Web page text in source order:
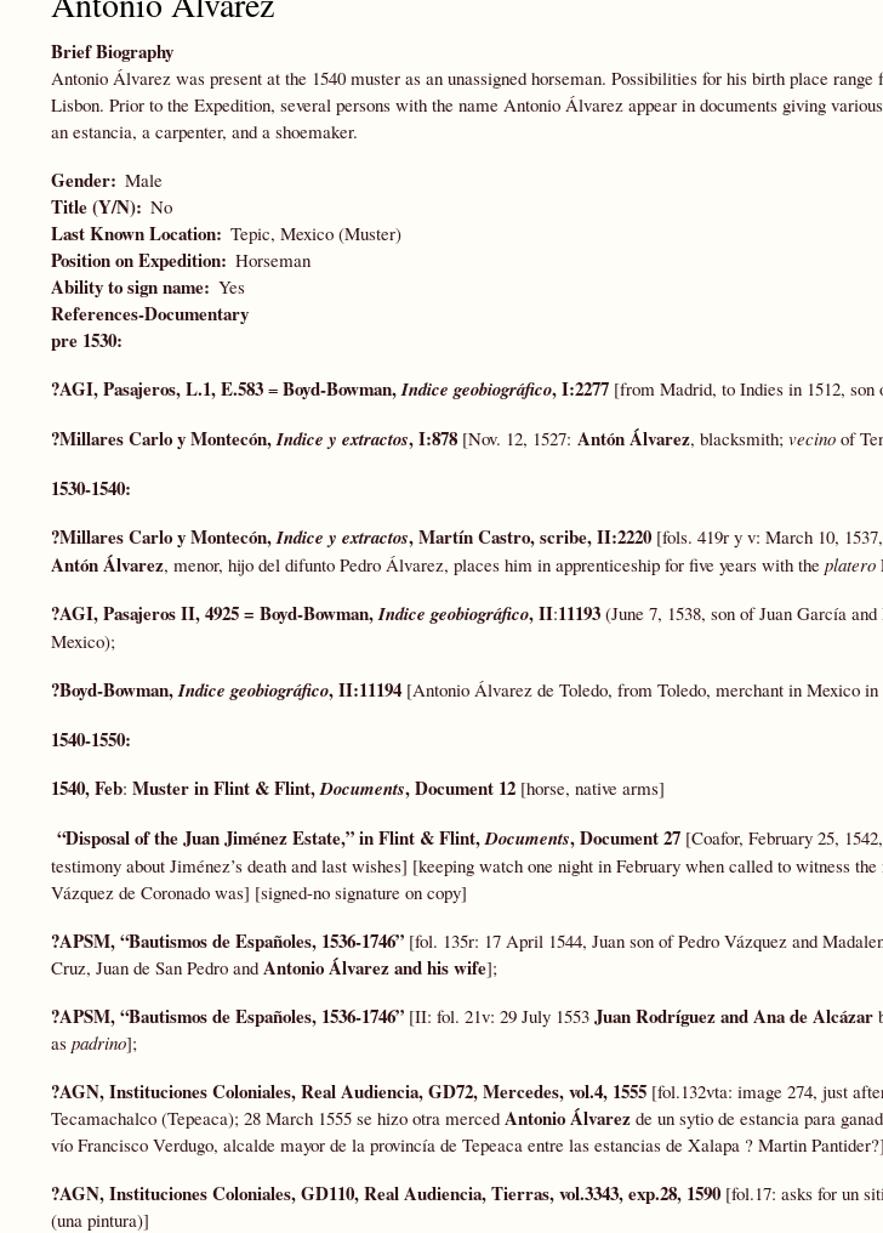
Brief Biography
Antonio Álvarez was present at the 1540 muster as an unassigned horseman. Possibilities for his birth place
Lisbon. Prior to the Expedition, several persons with the name Antonio Álvarez appear in documents giving
an estancia, a carpenter, and a shoemaker.
Gender Male
Title (Y/N) No
Last Known Location Tepic, Mexico (Muster)
Position on Expedition Horseman
Ability to sign name Yes
References-Documentary
pre 1530:
?AGI, Pasajeros, L.1, E.583 = Boyd-Bowman,Indice geobiográfico, I:2277 [from Madrid, to Indies in 1512, son
?Millares Carlo y Montecón,Indice y extractos, I:878 [Nov. 12, 1527: Antón Álvarez, blacksmith; vecino of
1530-1540:
?Millares Carlo y Montecón,Indice y extractos, Martín Castro, scribe, II:2220 [fols. 419r y v: March 10,
Antón Álvarez, menor, hijo del difunto Pedro Álvarez, places him in apprenticeship for five years with the platero
?AGI, Pasajeros II, 4925 = Boyd-Bowman,Indice geobiográfico, II:11193 (June 7, 1538, son of Juan García
Mexico);
?Boyd-Bowman,Indice geobiográfico, II:11194[Antonio Álvarez de Toledo, from Toledo, merchant in Mexico in
1540-1550:
1540, Feb: Muster in Flint & Flint,Documents, Document 12 [horse, native arms]
“Disposal of the Juan Jiménez Estate,” in Flint & Flint,Documents, Document 27 [Coafor, February 25,
testimony about Jiménez’s death and last wishes] [keeping watch one night in February when called to witness
Vázquez de Coronado was] [signed-no signature on copy]
?APSM, “Bautismos de Españoles, 1536-1746” [fol. 135r: 17 April 1544, Juan son of Pedro Vázquez and
Cruz, Juan de San Pedro and Antonio Álvarez and his wife];
?APSM, “Bautismos de Españoles, 1536-1746” [II: fol. 21v: 29 July 1553 Juan Rodríguez and Ana de Alcázar
as padrino];
?AGN, Instituciones Coloniales, Real Audiencia, GD72, Mercedes, vol.4, 1555 [fol.132vta: image 274, just
Tecamachalco (Tepeaca); 28 March 1555 se hizo otra merced Antonio Álvarez de un sytio de estancia para
vío Francisco Verdugo, alcalde mayor de la provincía de Tepeaca entre las estancias de Xalapa ? Martin
?AGN, Instituciones Coloniales, GD110, Real Audiencia, Tierras, vol.3343, exp.28, 1590 [fol.17: asks for un
(una pintura)]